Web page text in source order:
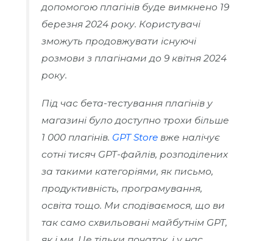
допомогою плагінів буде вимкнено 19
березня 2024 року. Користувачі
зможуть продовжувати існуючі
розмови з плагінами до 9 квітня 2024
року.
Під час бета-тестування плагінів у
магазині було доступно трохи більше
1 000 плагінів. GPT Store вже налічує
сотні тисяч GPT-файлів, розподілених
за такими категоріями, як письмо,
продуктивність, програмування,
освіта тощо. Ми сподіваємося, що ви
так само схвильовані майбутнім GPT,